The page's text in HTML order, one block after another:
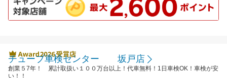
チューブ車検センター 坂戸店
創業５7年！ 累計取扱い１００万台以上！代車無料！1日車検OK！車検が安
い！！